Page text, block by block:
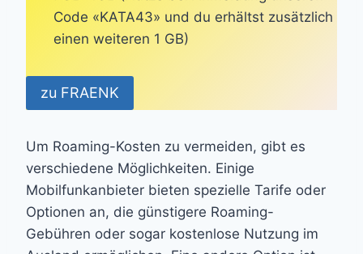
Code «KATA43» und du erhältst zusätzlich
einen weiteren 1 GB)
zu FRAENK
Um Roaming-Kosten zu vermeiden, gibt es
verschiedene Möglichkeiten. Einige
Mobilfunkanbieter bieten spezielle Tarife oder
Optionen an, die günstigere Roaming-
Gebühren oder sogar kostenlose Nutzung im